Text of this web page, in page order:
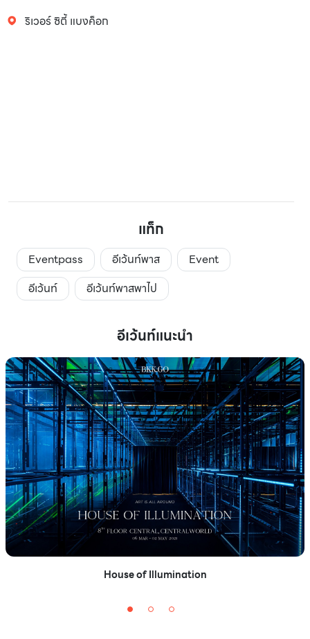
ริเวอร์ ซิตี้ แบงค็อก
แท็ก
Eventpass อีเว้นท์พาส
Event
อีเว้นท์
อีเว้นท์พาสพาไป
อีเว้นท์แนะนำ
House of Illumination